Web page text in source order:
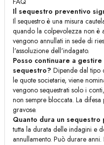
Il sequestro preventivo
Il sequestro è una misura
quando la colpevolezza non è
vengono annullati in sede di
l'assoluzione dell'indagato.
Posso continuare a
sequestro? Dipende dal tipo
le quote societarie, viene
vengono sequestrati solo i
non sempre bloccata. La
gravose.
Quanto dura un sequestro
tutta la durata delle indagini e
annullamento. Può durare